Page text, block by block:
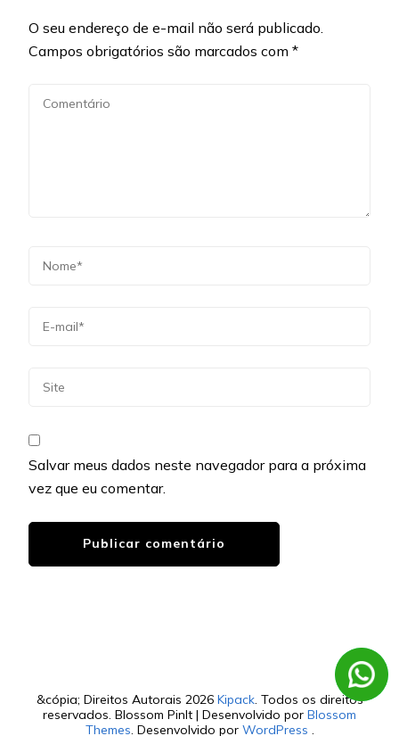
O seu endereço de e-mail não será publicado.
Campos obrigatórios são marcados com *
Salvar meus dados neste navegador para a próxima
vez que eu comentar.
&cópia; Direitos Autorais 2026 Kipack. Todos os direitos
reservados. Blossom PinIt | Desenvolvido por Blossom
Themes . Desenvolvido por WordPress